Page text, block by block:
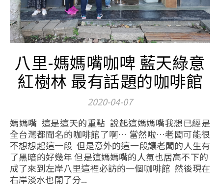
八里-媽媽嘴咖啤 藍天綠意
紅樹林 最有話題的咖啡館
2020-04-07
媽媽嘴 這是這天的重點 說起這媽媽嘴我想已經是
全台灣都聞名的咖啡館了啊… 當然啦…老闆可能很
不想想起這一段 但是意外的這一段讓老闆的人生有
了黑暗的好幾年 但是這媽媽嘴的人氣也居高不下的
成了來到左岸八里這裡必訪的一個咖啡館 然後現在
右岸淡水也開了分...